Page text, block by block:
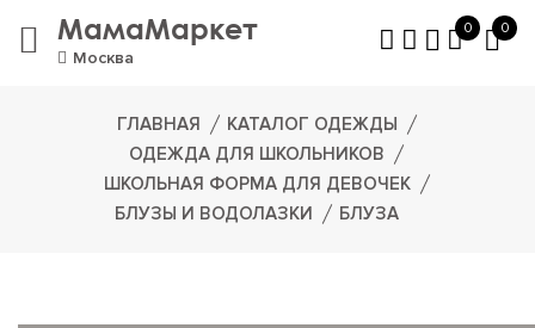
МамаМаркет
Москва
0 0
ГЛАВНАЯ
КАТАЛОГ ОДЕЖДЫ
ОДЕЖДА ДЛЯ ШКОЛЬНИКОВ
ШКОЛЬНАЯ ФОРМА ДЛЯ ДЕВОЧЕК
БЛУЗЫ И ВОДОЛАЗКИ
БЛУЗА